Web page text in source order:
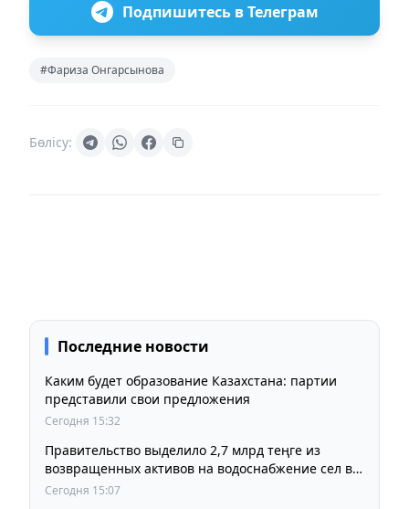
Подпишитесь в Телеграм
#Фариза Онгарсынова
Бөлісу:
Последние новости
Каким будет образование Казахстана: партии
представили свои предложения
Сегодня 15:32
Правительство выделило 2,7 млрд теңге из
возвращенных активов на водоснабжение сел в
СКО
Сегодня 15:07